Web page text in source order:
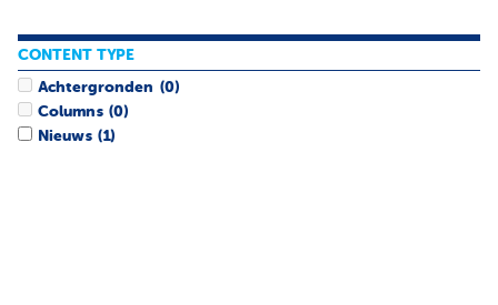
CONTENT TYPE
Achtergronden (0)
Columns (0)
Nieuws (1)